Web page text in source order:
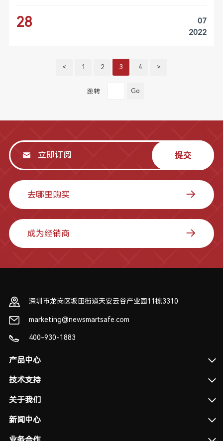
28
07
2022
< 1 2 3 4 >
跳转 Go
提交
去哪里购买
成为经销商
深圳市龙岗区坂田街道天安云谷产业园11栋3310
marketing@newsmartsafe.com
400-930-1883
产品中心
技术支持
关于我们
新闻中心